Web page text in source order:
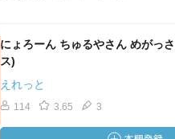
にょろーん ちゅるやさん めがっ
ス)
えれっと
114 3.65 3